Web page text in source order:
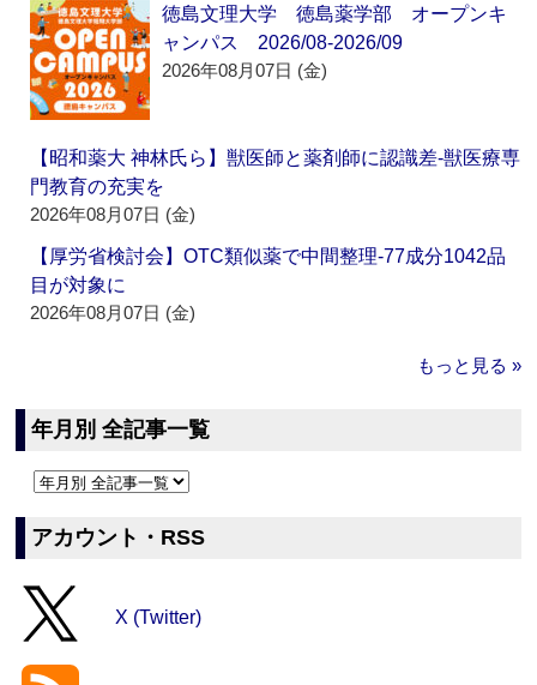
徳島文理大学 徳島薬学部 オープンキ
ャンパス 2026/08-2026/09
2026年08月07日 (金)
【昭和薬大 神林氏ら】獣医師と薬剤師に認識差‐獣医療専
門教育の充実を
2026年08月07日 (金)
【厚労省検討会】OTC類似薬で中間整理‐77成分1042品
目が対象に
2026年08月07日 (金)
もっと見る »
年月別 全記事一覧
アカウント・RSS
X (Twitter)